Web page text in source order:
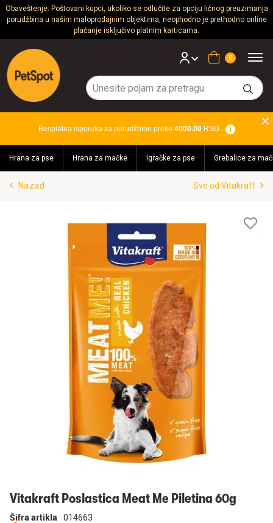
Obaveštenje: Poštovani kupci, ukoliko se odlučite za opciju ličnog preuzimanja
porudžbina u našim maloprodajnim objektima, neophodno je prethodno online
plaćanje isključivo platnim karticama.
Psi
Mačke
Glodari
Akvaristika
Teraristika
Brendovi
Korpa
Besplatna isporuka za porudžbine preko 4000.00RSD.
Hrana za pse Hrana za mačke Igračke za pse Grebalice za
Nazad Sve od Vitakraft
Vitakraft Poslastica Meat Me Piletina 60g
Šifra artikla 014663